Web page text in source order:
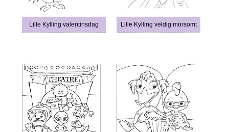
Lille Kylling valentinsdag Lille Kylling veldig morsomt